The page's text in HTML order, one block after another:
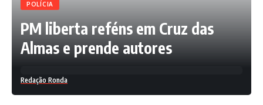
POLÍCIA
PM liberta reféns em Cruz das
Almas e prende autores
Redação Ronda